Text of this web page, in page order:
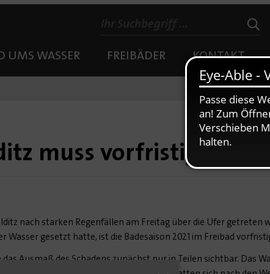
UMS WASSER FREIBÄDER KONTAKT
muss vorfristig
nach starken Regenfällen am Freitag über die Ufer getreten
gesetzt hatte, ist die Badesaison 2021 im Freibad
Ausmaß des Schadens zunächst nur in Teilen sichtbar. Das